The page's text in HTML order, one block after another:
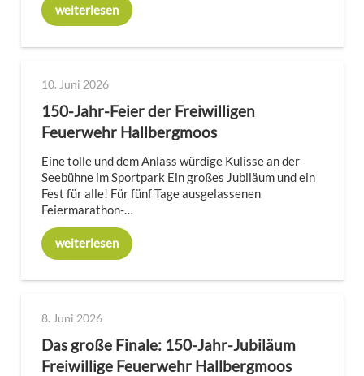
weiterlesen
10. Juni 2026
150-Jahr-Feier der Freiwilligen
Feuerwehr Hallbergmoos
Eine tolle und dem Anlass würdige Kulisse an der
Seebühne im Sportpark Ein großes Jubiläum und ein
Fest für alle! Für fünf Tage ausgelassenen
Feiermarathon-…
weiterlesen
8. Juni 2026
Das große Finale: 150-Jahr-Jubiläum
Freiwillige Feuerwehr Hallbergmoos